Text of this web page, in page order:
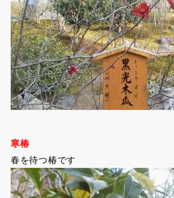
寒椿
春を待つ椿です